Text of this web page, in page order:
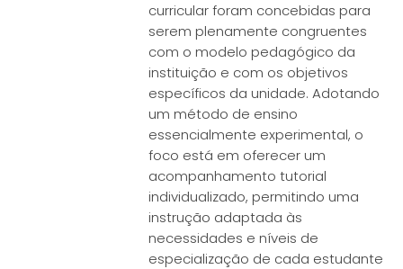
curricular foram concebidas para
serem plenamente congruentes
com o modelo pedagógico da
instituição e com os objetivos
específicos da unidade. Adotando
um método de ensino
essencialmente experimental, o
foco está em oferecer um
acompanhamento tutorial
individualizado, permitindo uma
instrução adaptada às
necessidades e níveis de
especialização de cada estudante